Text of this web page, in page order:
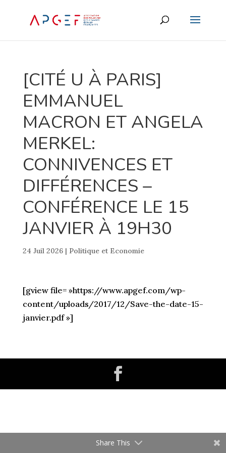
[CITÉ U À PARIS]
EMMANUEL
MACRON ET ANGELA
MERKEL:
CONNIVENCES ET
DIFFÉRENCES –
CONFÉRENCE LE 15
JANVIER À 19H30
24 Juil 2026| Politique et Economie
[gview file= »https://www.apgef.com/wp-
content/uploads/2017/12/Save-the-date-15-
janvier.pdf »]
Share This